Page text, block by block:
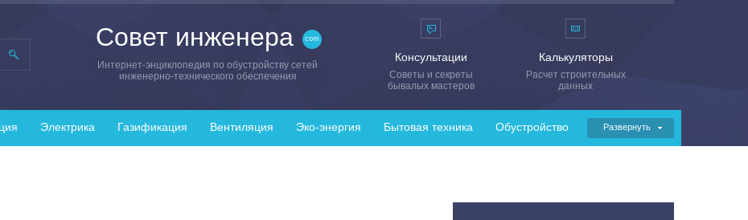
Совет инженера
Интернет-энциклопедия по обустройству сетей
инженерно-технического обеспечения
Электрика Газификация Вентиляция Эко-энергия Бытовая техника Обустройство Развернуть
Консультации
Советы и секреты
бывалых мастеров
Калькуляторы
Расчет строительных
данных